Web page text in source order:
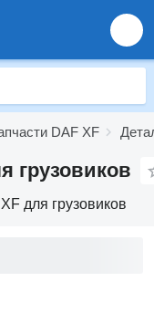
DAF XF
грузовиков
для грузовиков